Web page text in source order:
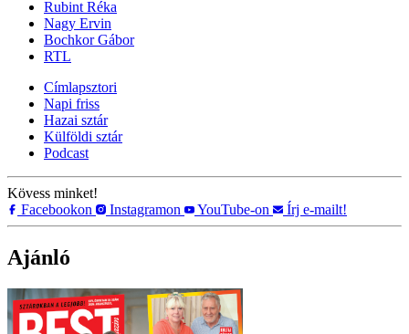
Rubint Réka
Nagy Ervin
Bochkor Gábor
RTL
Címlapsztori
Napi friss
Hazai sztár
Külföldi sztár
Podcast
Kövess minket!
Facebookon
Instagramon YouTube-on Írj e-mailt!
Ajánló